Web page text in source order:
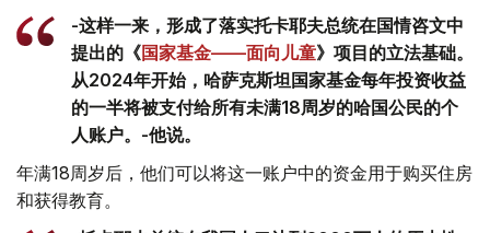
-这样一来，形成了落实托卡耶夫总统在国情咨文中
提出的《国家基金——面向儿童》项目的立法基础。
从2024年开始，哈萨克斯坦国家基金每年投资收益
的一半将被支付给所有未满18周岁的哈国公民的个
人账户。-他说。
年满18周岁后，他们可以将这一账户中的资金用于购买住房
和获得教育。